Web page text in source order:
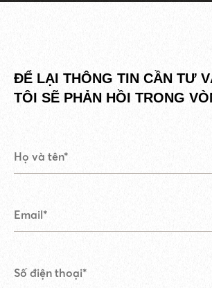
ĐỂ LẠI THÔNG TIN CẦN TƯ
TÔI SẼ PHẢN HỒI TRONG